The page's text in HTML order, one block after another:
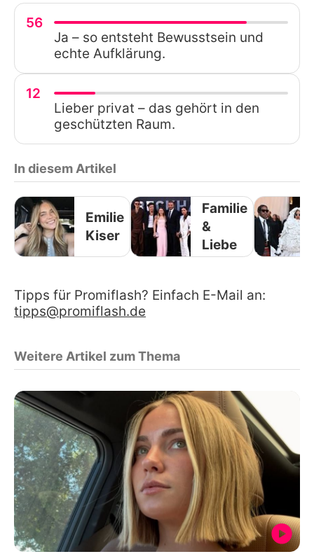
56
Ja – so entsteht Bewusstsein und
echte Aufklärung.
12
Lieber privat – das gehört in den
geschützten Raum.
In diesem Artikel
Emilie
Kiser
Familie
&
Liebe
Tipps für Promiflash? Einfach E-Mail an:
tipps@promiflash.de
Weitere Artikel zum Thema